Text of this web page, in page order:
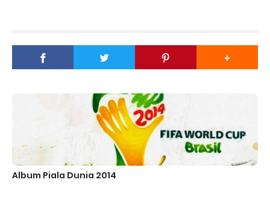
Album Piala Dunia 2014